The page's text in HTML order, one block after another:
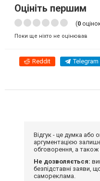
Оцініть першим
(0
Поки ще ніхто не оцінював
Reddit Telegram
Відгук - це думка
аргументацією
обговорення, а також
Не дозволяється:
безпідставні заяви,
самореклама.